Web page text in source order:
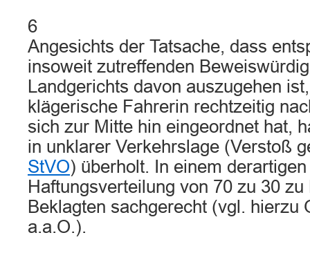
6
Angesichts der Tatsache, dass
insoweit zutreffenden
Landgerichts davon auszugehen
klägerische Fahrerin rechtzeitig
sich zur Mitte hin eingeordnet hat,
in unklarer Verkehrslage (Verstoß
StVO) überholt. In einem
Haftungsverteilung von 70 zu 30 zu
Beklagten sachgerecht (vgl. hierzu
a.a.O.).